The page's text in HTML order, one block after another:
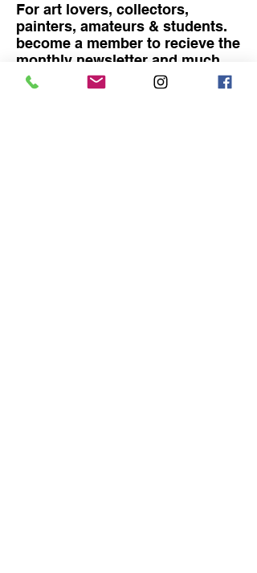
For art lovers, collectors,
painters, amateurs & students.
become a member to recieve the
monthly newsletter and much
more